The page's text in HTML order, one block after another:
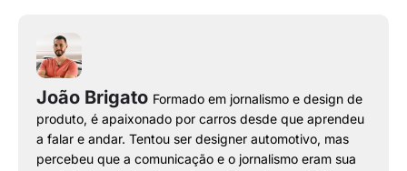
João Brigato Formado em jornalismo e design de
produto, é apaixonado por carros desde que aprendeu
a falar e andar. Tentou ser designer automotivo, mas
percebeu que a comunicação e o jornalismo eram sua